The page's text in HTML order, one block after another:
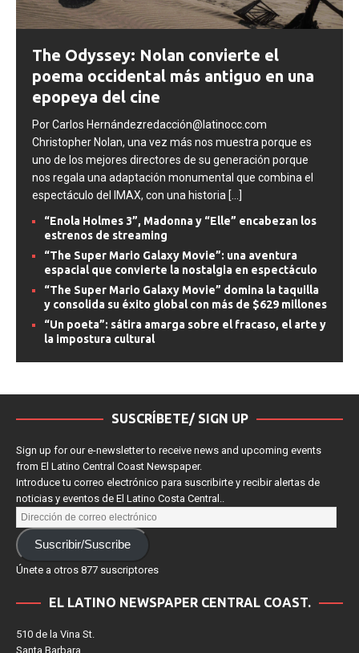
The Odyssey: Nolan convierte el
poema occidental más antiguo en una
epopeya del cine
Por Carlos Hernándezredacción@latinocc.com
Christopher Nolan, una vez más nos muestra porque es
uno de los mejores directores de su generación porque
nos regala una adaptación monumental que combina el
espectáculo del IMAX, con una historia [...]
“Enola Holmes 3”, Madonna y “Elle” encabezan los
estrenos de streaming
“The Super Mario Galaxy Movie”: una aventura
espacial que convierte la nostalgia en espectáculo
“The Super Mario Galaxy Movie” domina la taquilla
y consolida su éxito global con más de $629 millones
“Un poeta”: sátira amarga sobre el fracaso, el arte y
la impostura cultural
SUSCRÍBETE/ SIGN UP
Sign up for our e-newsletter to receive news and upcoming events
from El Latino Central Coast Newspaper.
Introduce tu correo electrónico para suscribirte y recibir alertas de
noticias y eventos de El Latino Costa Central..
Suscribir/Suscribe
Únete a otros 877 suscriptores
EL LATINO NEWSPAPER CENTRAL COAST.
510 de la Vina St.
Santa Barbara